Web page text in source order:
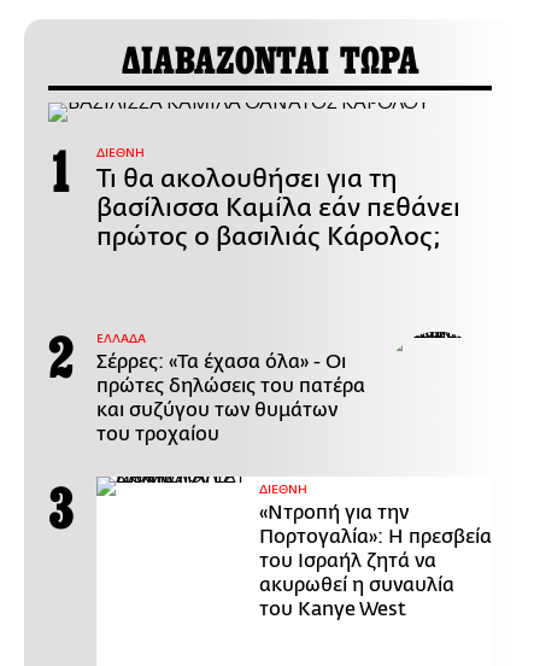
ΔΙΑΒΑΖΟΝΤΑΙ ΤΩΡΑ
ΔΙΕΘΝΗ
Τι θα ακολουθήσει για τη
βασίλισσα Καμίλα εάν πεθάνει
πρώτος ο βασιλιάς Κάρολος;
ΕΛΛΑΔΑ
Σέρρες: «Τα έχασα όλα» - Οι
πρώτες δηλώσεις του πατέρα
και συζύγου των θυμάτων
του τροχαίου
ΔΙΕΘΝΗ
«Ντροπή για την
Πορτογαλία»: Η πρεσβεία
του Ισραήλ ζητά να
ακυρωθεί η συναυλία
του Kanye West